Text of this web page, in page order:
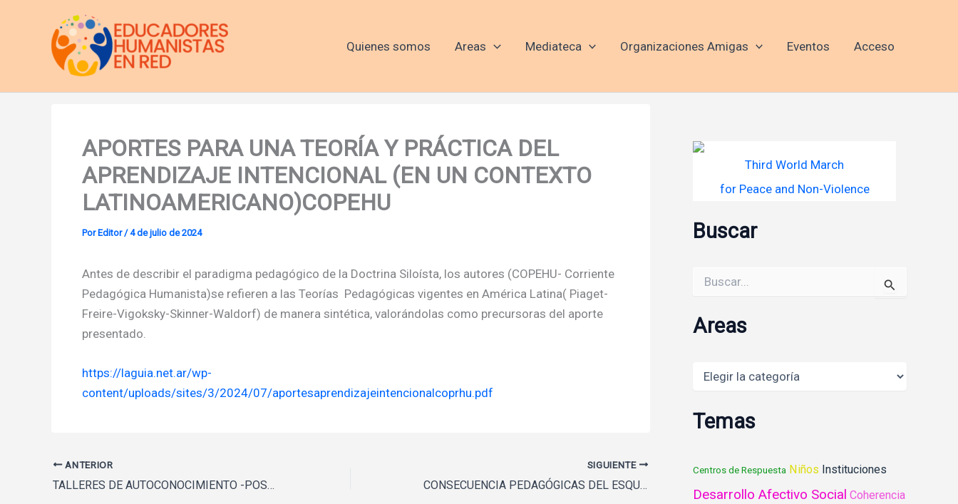
contenido
Quienes somos Areas Mediateca Organizaciones Amigas Eventos Acceso
APORTES PARA UNA TEORÍA Y PRÁCTICA DEL
APRENDIZAJE INTENCIONAL (EN UN CONTEXTO
LATINOAMERICANO)COPEHU
PorEditor /4 de julio de 2024
Antes de describir el paradigma pedagógico de la Doctrina Siloísta, los autores (COPEHU- Corriente
Pedagógica Humanista)se refieren a las Teorías Pedagógicas vigentes en América Latina( Piaget-
Freire-Vigoksky-Skinner-Waldorf) de manera sintética, valorándolas como precursoras del aporte
presentado.
https://laguia.net.ar/wp-
content/uploads/sites/3/2024/07/aportesaprendizajeintencionalcoprhu.pdf
ANTERIOR
TALLERES DE AUTOCONOCIMIENTO -POSTURAS CORPORALES
SIGUIENTE
CONSECUENCIA PEDAGÓGICAS DEL ESQUEMA DEL PSIQUISMO- ANGELICA SOLER.
Third World March
for Peace and Non-Violence
Buscar
por:
Areas
Temas
Centros de Respuesta Niños Instituciones
Desarrollo Afectivo Social Coherencia